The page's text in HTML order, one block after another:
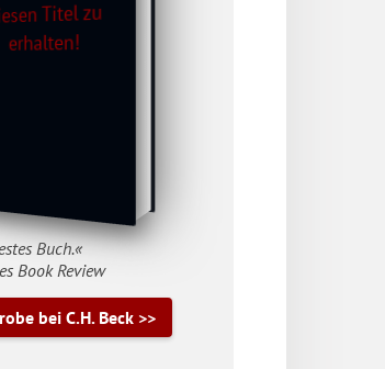
Buch.«
Book Review
bei C.H. Beck >>